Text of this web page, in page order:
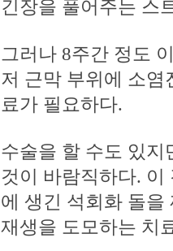
긴장을 풀어주는 스
그러나 8주간 정도
저 근막 부위에 소
료가 필요하다.
수술을 할 수도 있지
것이 바람직하다.
에 생긴 석회화 돌
재생을 도모하는 치